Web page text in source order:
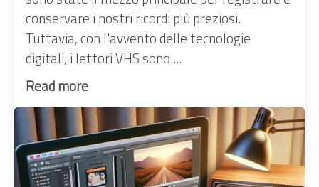
conservare i nostri ricordi più preziosi.
Tuttavia, con l'avvento delle tecnologie
digitali, i lettori VHS sono ...
Read more